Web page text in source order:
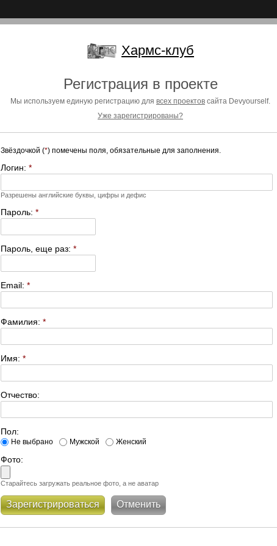
Хармс-клуб
Регистрация в проекте
Мы используем единую регистрацию для всех проектов сайта Devyourself.
Уже зарегистрированы?
Звёздочкой (*) помечены поля, обязательные для заполнения.
Логин: *
Разрешены английские буквы, цифры и дефис
Пароль: *
Пароль, еще раз: *
Email: *
Фамилия: *
Имя: *
Отчество:
Пол:
Не выбрано Мужской Женский
Фото:
Старайтесь загружать реальное фото, а не аватар
Зарегистрироваться Отменить